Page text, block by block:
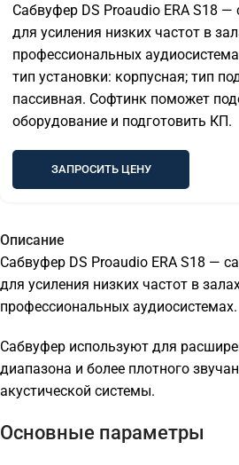
Сабвуфер DS Proaudio ERA S18 —
для усиления низких частот в
профессиональных
тип установки: корпусная; тип
пассивная. Софтинк поможет
оборудование и подготовить КП.
ЗАПРОСИТЬ ЦЕНУ
Описание
Сабвуфер DS Proaudio ERA S18 —
для усиления низких частот в
профессиональных аудиосистемах.
Сабвуфер используют для
диапазона и более плотного
акустической системы.
Основные параметры